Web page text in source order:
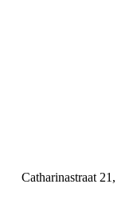
Catharinastraat 21,